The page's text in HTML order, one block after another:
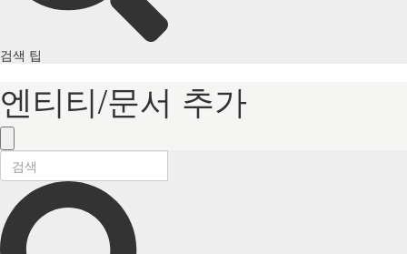
검색 팁
엔티티/문서 추가